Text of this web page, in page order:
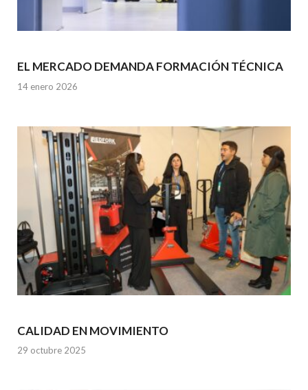
EL MERCADO DEMANDA FORMACIÓN TÉCNICA
14 enero 2026
CALIDAD EN MOVIMIENTO
29 octubre 2025